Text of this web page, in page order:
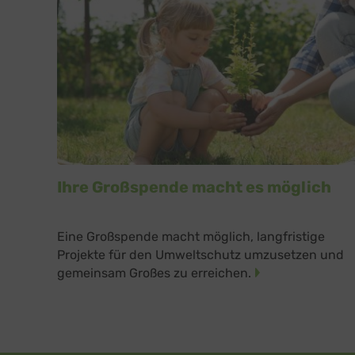
Ihre Großspende macht es möglich
Eine Großspende macht möglich, langfristige
Projekte für den Umweltschutz umzusetzen und
gemeinsam Großes zu erreichen.
Higher
Meta